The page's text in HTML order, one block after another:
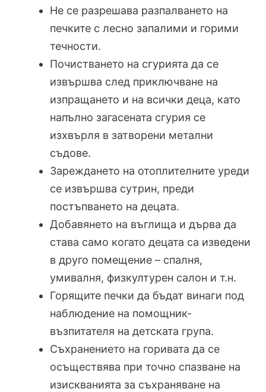
Не се разрешава разпалването на
печките с лесно запалими и горими
течности.
Почистването на сгурията да се
извършва след приключване на
изпращането и на всички деца, като
напълно загасената сгурия се
изхвърля в затворени метални
съдове.
Зареждането на отоплителните уреди
се извършва сутрин, преди
постъпването на децата.
Добавянето на въглища и дърва да
става само когато децата са изведени
в друго помещение – спалня,
умивалня, физкултурен салон и т.н.
Горящите печки да бъдат винаги под
наблюдение на помощник-
възпитателя на детската група.
Съхранението на горивата да се
осъществява при точно спазване на
изискванията за съхраняване на